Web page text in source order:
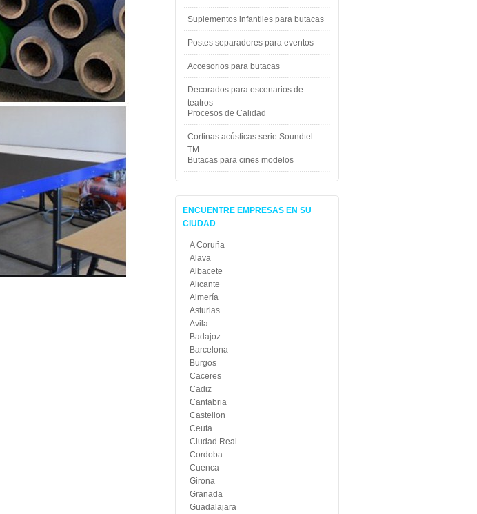
Suplementos infantiles para butacas
Postes separadores para eventos
Accesorios para butacas
Decorados para escenarios de
teatros
Procesos de Calidad
Cortinas acústicas serie Soundtel
TM
Butacas para cines modelos
ENCUENTRE EMPRESAS EN SU
CIUDAD
A Coruña
Alava
Albacete
Alicante
Almería
Asturias
Avila
Badajoz
Barcelona
Burgos
Caceres
Cadiz
Cantabria
Castellon
Ceuta
Ciudad Real
Cordoba
Cuenca
Girona
Granada
Guadalajara